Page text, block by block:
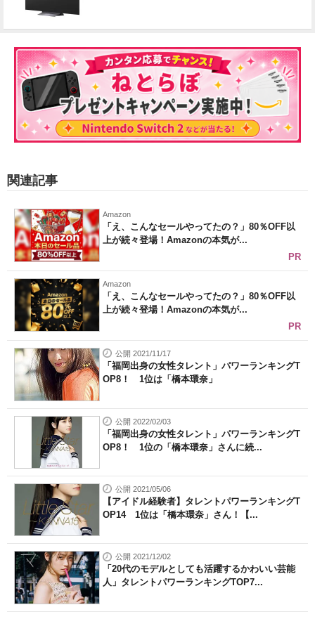
関連記事
Amazon
「え、こんなセールやってたの？」80％OFF以
上が続々登場！Amazonの本気が...
PR
Amazon
「え、こんなセールやってたの？」80％OFF以
上が続々登場！Amazonの本気が...
PR
公開 2021/11/17
「福岡出身の女性タレント」パワーランキングT
OP8！ 1位は「橋本環奈」
公開 2022/02/03
「福岡出身の女性タレント」パワーランキングT
OP8！ 1位の「橋本環奈」さんに続...
公開 2021/05/06
【アイドル経験者】タレントパワーランキングT
OP14 1位は「橋本環奈」さん！【...
公開 2021/12/02
「20代のモデルとしても活躍するかわいい芸能
人」タレントパワーランキングTOP7...